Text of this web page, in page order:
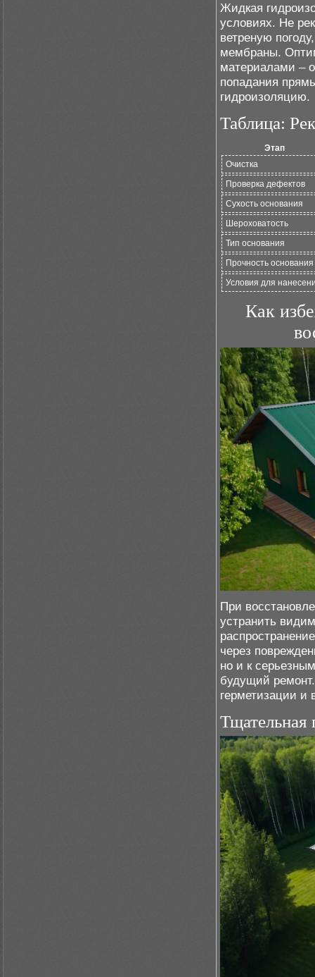
Жидкая
условиях. Не
ветреную
мембраны.
материалами –
попадания
гидроизоляцию.
Таблица:
Этап
Очистка
Проверка дефектов
Сухость основания
Шероховатость
Тип основания
Прочность основания
Условия для
Как
При
устранить
через
но и к
будущий
герметизации и
Тщательная